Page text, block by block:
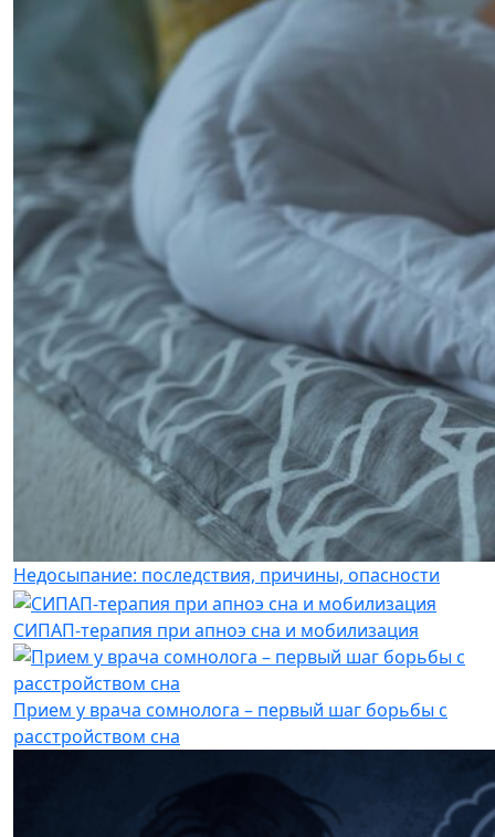
Недосыпание: последствия, причины, опасности
СИПАП-терапия при апноэ сна и мобилизация
Прием у врача сомнолога – первый шаг борьбы с
расстройством сна